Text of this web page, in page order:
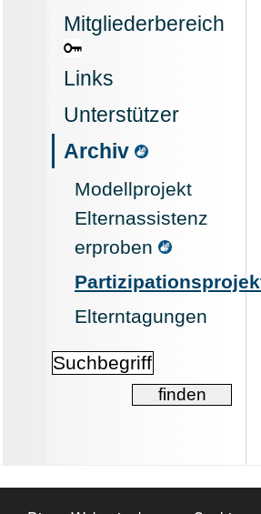
Mitgliederbereich
Links
Unterstützer
Archiv
Modellprojekt
Elternassistenz
erproben
Elterntagungen